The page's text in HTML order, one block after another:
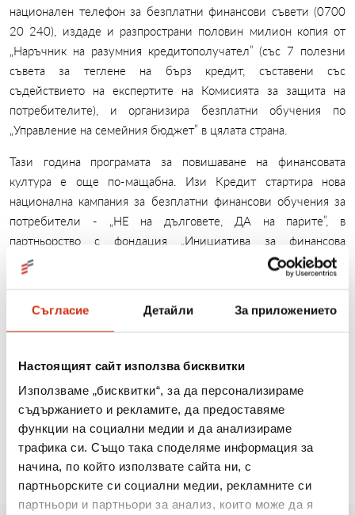
Съгласие Детайли За приложението
Настоящият сайт използва бисквитки
Използваме „бисквитки“, за да персонализираме
съдържанието и рекламите, да предоставяме
функции на социални медии и да анализираме
трафика си. Също така споделяме информация за
начина, по който използвате сайта ни, с
партньорските си социални медии, рекламните си
партньори и партньори за анализ, които може да я
национален телефон за безплатни финансови съвети (0700
20 240), издаде и разпространи половин милион копия от
„Наръчник на разумния кредитополучател” (със 7 полезни
съвета за теглене на бърз кредит, съставени със
съдействието на експертите на Комисията за защита на
потребителите), и организира безплатни обучения по
„Управление на семейния бюджет” в цялата страна.
Тази година програмата за повишаване на финансовата
култура е още по-мащабна. Изи Кредит стартира нова
национална кампания за безплатни финансови обучения за
потребители - „НЕ на дълговете, ДА на парите”, в
партньорство с фондация „Инициатива за финансова
грамотност”. Преподаватели са професионални обучители,
преминали през специална подготовка. Два месеца след
града, а броят на обучените потребители - над 130. „От
виждат смисъл от тези обучения и са готови да ги
инициативи, за които скоро ще информираме
обществеността ”, обясни Антоанета Николова, експерт
„Мотивация и развитие” в Изи Кредит.